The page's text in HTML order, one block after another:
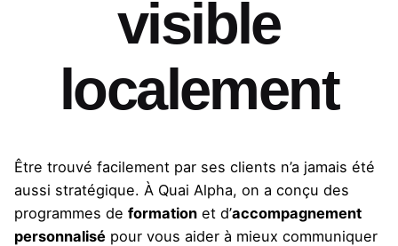
visible
localement
Être trouvé facilement par ses clients n’a jamais été
aussi stratégique. À Quai Alpha, on a conçu des
programmes de formation et d’accompagnement
personnalisé pour vous aider à mieux communiquer